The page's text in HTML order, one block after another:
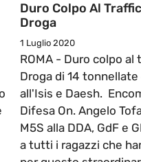
Duro Colpo Al
Droga
1 Luglio 2020
ROMA - Duro colpo
Droga di 14
all'Isis e Daesh.
Difesa On. Angelo
M5S alla DDA, GdF e
a tutti i ragazzi che